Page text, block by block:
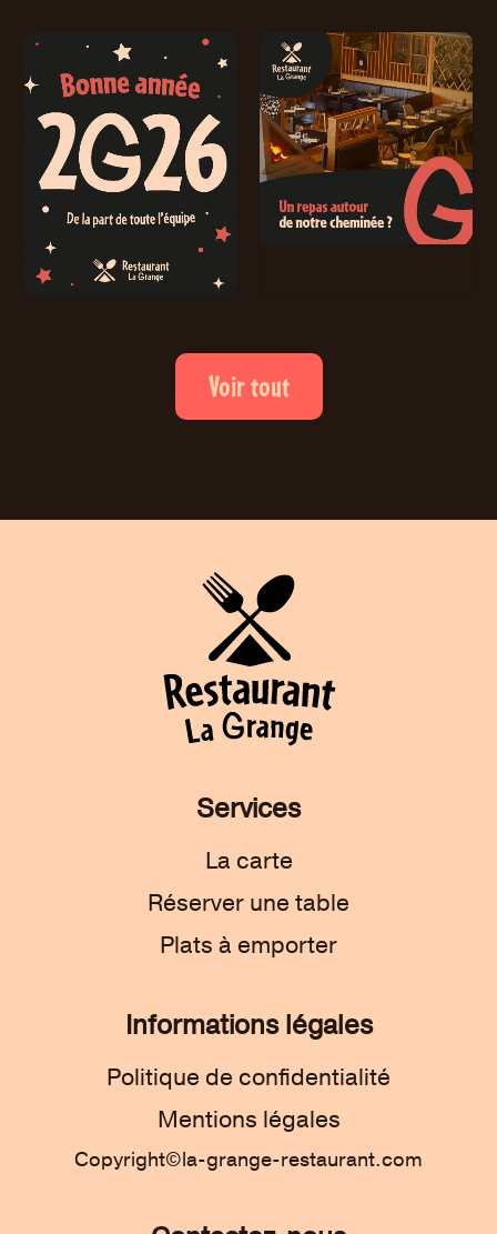
Voir tout
Services
La carte
Réserver une table
Plats à emporter
Informations légales
Politique de confidentialité
Mentions légales
Copyright©la-grange-restaurant.com